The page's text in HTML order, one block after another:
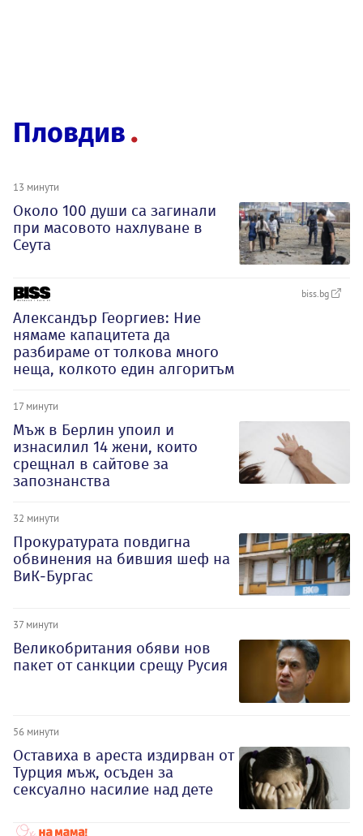
Пловдив
13 минути
Около 100 души са загинали
при масовото нахлуване в
Сеута
biss.bg
Александър Георгиев: Ние
нямаме капацитета да
разбираме от толкова много
неща, колкото един алгоритъм
17 минути
Мъж в Берлин упоил и
изнасилил 14 жени, които
срещнал в сайтове за
запознанства
32 минути
Прокуратурата повдигна
обвинения на бившия шеф на
ВиК-Бургас
37 минути
Великобритания обяви нов
пакет от санкции срещу Русия
56 минути
Оставиха в ареста издирван от
Турция мъж, осъден за
сексуално насилие над дете